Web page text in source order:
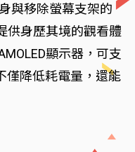
與移除螢幕支架的
供身歷其境的觀看體
顯示器，可支
僅降低耗電量，還能